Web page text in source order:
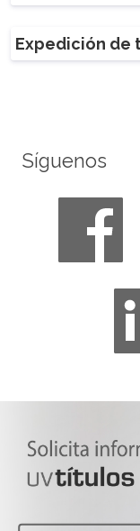
Expedición de
Síguenos